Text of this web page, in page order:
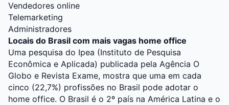
Vendedores online
Telemarketing
Administradores
Locais do Brasil com mais vagas home office
Uma pesquisa do Ipea (Instituto de Pesquisa
Econômica e Aplicada) publicada pela Agência O
Globo e Revista Exame, mostra que uma em cada
cinco (22,7%) profissões no Brasil pode adotar o
home office. O Brasil é o 2º país na América Latina e o